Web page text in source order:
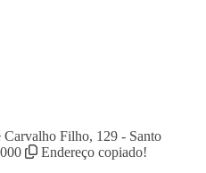
Filho, 129 - Santo
Endereço copiado!